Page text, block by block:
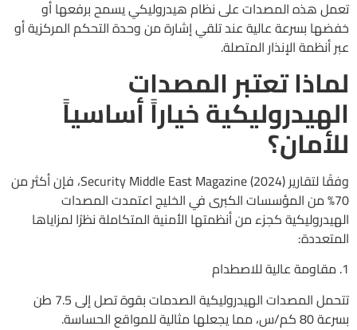
تعمل هذه المصدات على نظام هيدروليكي يسمح برفعها أو
خفضها بسرعة عالية عند تلقي إشارة من وحدة التحكم المركزية أو
عبر أنظمة الإنذار المتصلة.
لماذا تعتبر المصدات
الهيدروليكية خياراً أساسياً
للأمان؟
وفقًا لتقارير Security Middle East Magazine (2024)، فإن أكثر من
70% من المؤسسات الكبرى في الخليج اعتمدت المصدات
الهيدروليكية كجزء من أنظمتها الأمنية المتكاملة نظرًا لمزاياها
المتعددة:
1. مقاومة عالية للاصطدام
تتحمل المصدات الهيدروليكية الصدمات بقوة تصل إلى 7.5 طن
بسرعة 80 كم/س، مما يجعلها مثالية للمواقع الحساسة.